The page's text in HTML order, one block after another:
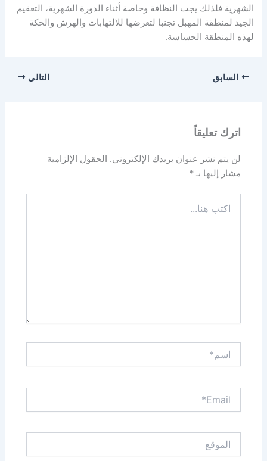
الشهرية فلذلك يجب النظافة وخاصة أثناء الدورة الشهرية، التعقيم
الجيد لمنطقة المهبل تجنبا لتعرضها للالتهابات والهرش والحكة
لهذه المنطقة الحساسة.
السابق التالي
اترك تعليقاً
لن يتم نشر عنوان بريدك الإلكتروني. الحقول الإلزامية
مشار إليها بـ*
هنا...